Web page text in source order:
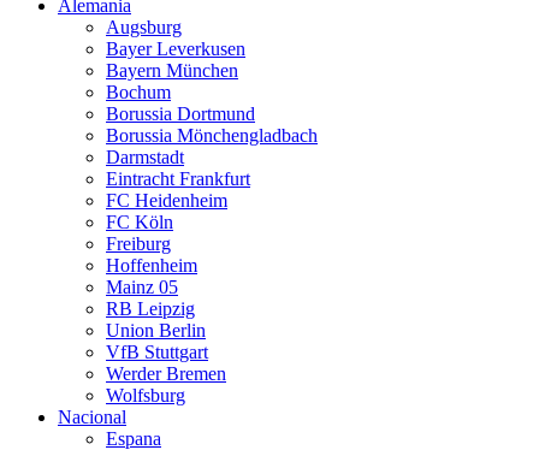
Alemania
Augsburg
Bayer Leverkusen
Bayern München
Bochum
Borussia Dortmund
Borussia Mönchengladbach
Darmstadt
Eintracht Frankfurt
FC Heidenheim
FC Köln
Freiburg
Hoffenheim
Mainz 05
RB Leipzig
Union Berlin
VfB Stuttgart
Werder Bremen
Wolfsburg
Nacional
Espana